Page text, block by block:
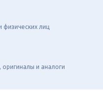
лиц
оригиналы и аналоги